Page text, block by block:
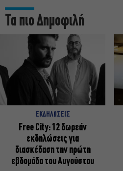
Τα πιο Δημοφιλή
ΕΚΔΗΛΩΣΕΙΣ
Free City: 12 δωρεάν
εκδηλώσεις για
διασκέδαση την πρώτη
εβδομάδα του Αυγούστου